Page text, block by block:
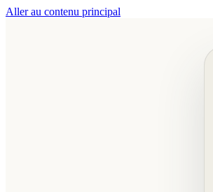
Aller au contenu principal